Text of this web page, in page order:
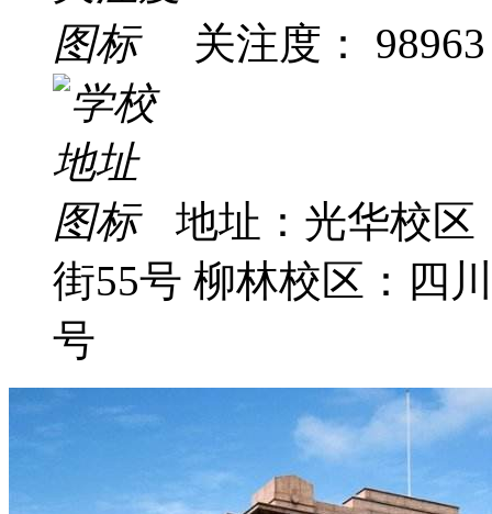
关注度： 98963
地址：光华校区
街55号 柳林校区：四
号